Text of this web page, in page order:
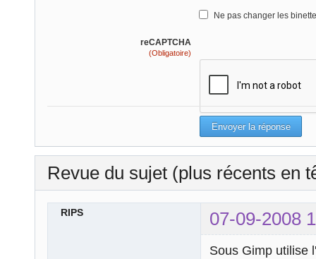
Ne pas changer les
reCAPTCHA
(Obligatoire)
Revue du sujet (plus récents en
RIPS 07-09-2008
Sous Gimp utilise